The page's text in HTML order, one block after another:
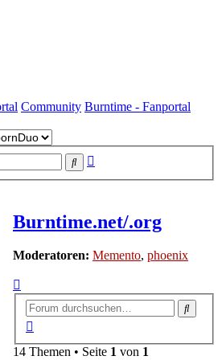
Community Burntime - Fanportal
Suche
Burntime.net/.org
Moderatoren: Memento, phoenix
Suche
14 Themen • Seite 1 von 1